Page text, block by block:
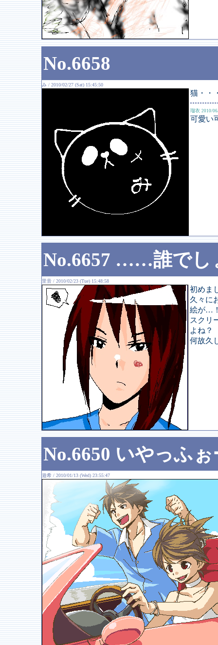
No.6658
み / 2010/02/27 (Sat) 15:45:50
猫・・
瑠衣 2010/
可愛い
No.6657 ……誰でし
里音 / 2010/02/23 (Tue) 15:48:58
初めま
久々に
絵が…
スクリ
よね？
何故久
No.6650 いやっふ
遊希 / 2010/01/13 (Wed) 23:55:47